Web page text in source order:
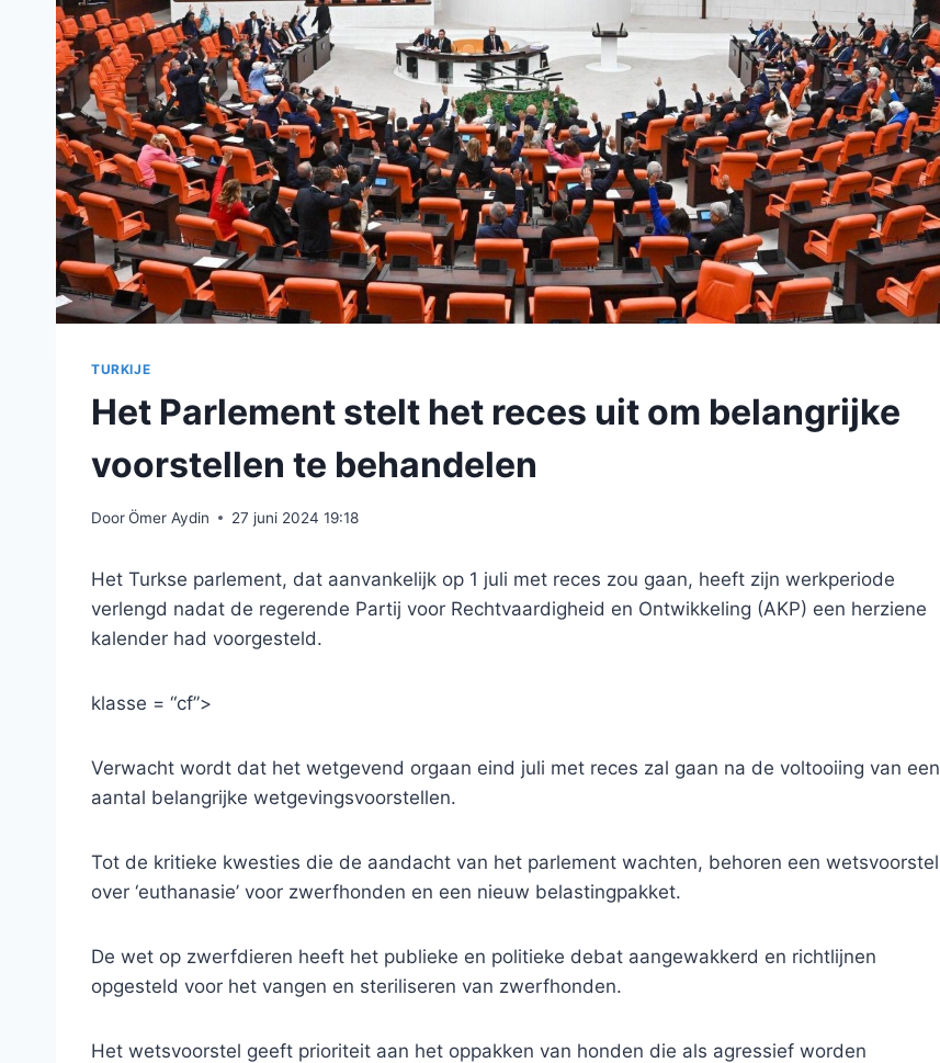
TURKIJE
Het Parlement stelt het reces uit om belangrijke
voorstellen te behandelen
DoorÖmer Aydin 27 juni 2024 19:18
Het Turkse parlement, dat aanvankelijk op 1 juli met reces zou gaan, heeft zijn werkperiode
verlengd nadat de regerende Partij voor Rechtvaardigheid en Ontwikkeling (AKP) een herziene
kalender had voorgesteld.
klasse = “cf”>
Verwacht wordt dat het wetgevend orgaan eind juli met reces zal gaan na de voltooiing van een
aantal belangrijke wetgevingsvoorstellen.
Tot de kritieke kwesties die de aandacht van het parlement wachten, behoren een wetsvoorstel
over ‘euthanasie’ voor zwerfhonden en een nieuw belastingpakket.
De wet op zwerfdieren heeft het publieke en politieke debat aangewakkerd en richtlijnen
opgesteld voor het vangen en steriliseren van zwerfhonden.
Het wetsvoorstel geeft prioriteit aan het oppakken van honden die als agressief worden